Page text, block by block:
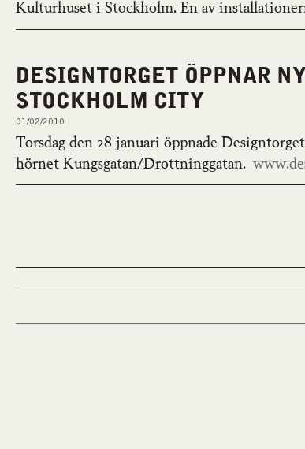
Kulturhuset i Stockholm. En av
DESIGNTORGET ÖPPNAR
STOCKHOLM CITY
01/02/2010
Torsdag den 28 januari öppnade
hörnet Kungsgatan/Drottninggatan.